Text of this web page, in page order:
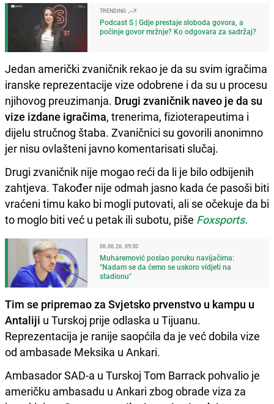
TRENDING
Podcast S | Gdje prestaje sloboda govora, a
počinje govor mržnje? Ko odgovara za sadržaj?
Jedan američki zvaničnik rekao je da su svim igračima
iranske reprezentacije vize odobrene i da su u procesu
njihovog preuzimanja. Drugi zvaničnik naveo je da su
vize izdane igračima, trenerima, fizioterapeutima i
dijelu stručnog štaba. Zvaničnici su govorili anonimno
jer nisu ovlašteni javno komentarisati slučaj.
Drugi zvaničnik nije mogao reći da li je bilo odbijenih
zahtjeva. Također nije odmah jasno kada će pasoši biti
vraćeni timu kako bi mogli putovati, ali se očekuje da bi
to moglo biti već u petak ili subotu, piše Foxsports.
06.06.26. 09:30
Muharemović poslao poruku navijačima:
"Nadam se da ćemo se uskoro vidjeti na
stadionu"
Tim se pripremao za Svjetsko prvenstvo u kampu u
Antaliji u Turskoj prije odlaska u Tijuanu.
Reprezentacija je ranije saopćila da je već dobila vize
od ambasade Meksika u Ankari.
Ambasador SAD-a u Turskoj Tom Barrack pohvalio je
američku ambasadu u Ankari zbog obrade viza za